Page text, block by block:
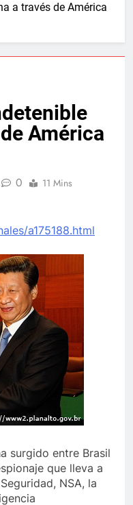
a través de América
América
0 11 Mins
a175188.html
surgido entre Brasil
que lleva a
NSA, la